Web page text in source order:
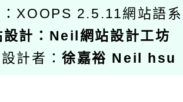
XOOPS 2.5.11網站語
設計 ： Neil網站設計工坊
計者：徐嘉裕 Neil hsu